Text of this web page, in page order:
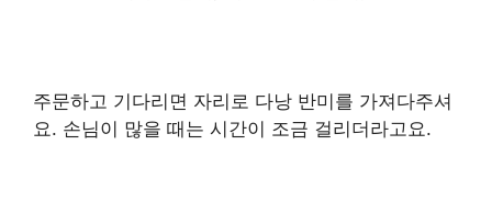
주문하고 기다리면 자리로 다낭 반미를 가져다주셔
요. 손님이 많을 때는 시간이 조금 걸리더라고요.